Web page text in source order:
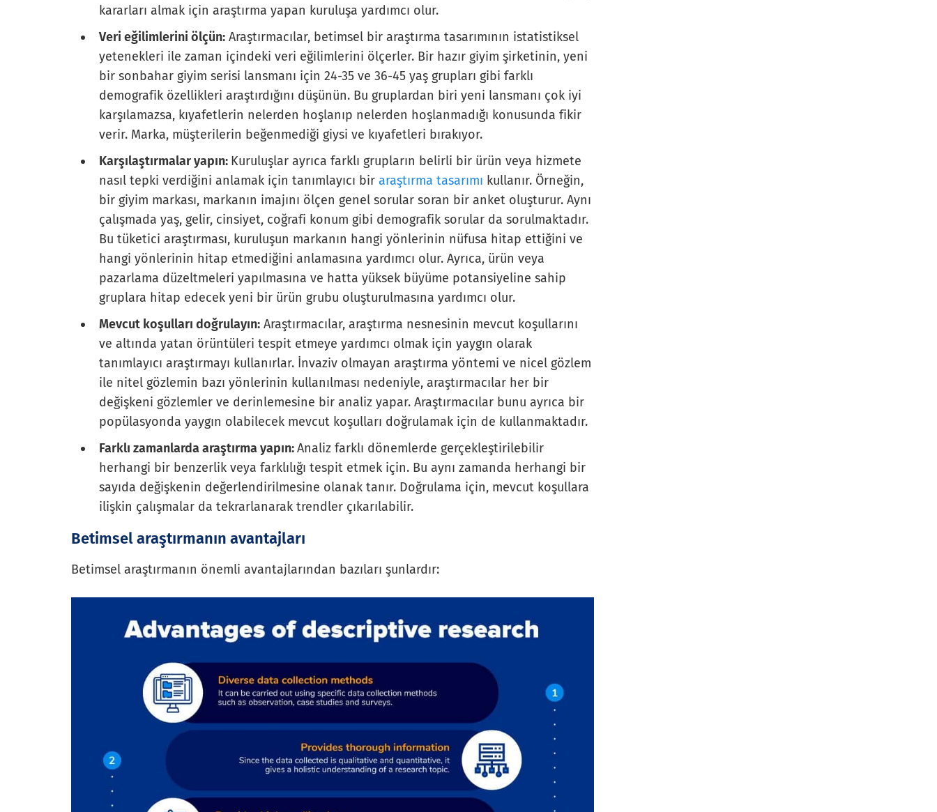
kararları almak için araştırma yapan kuruluşa yardımcı olur.
Veri eğilimlerini ölçün: Araştırmacılar, betimsel bir araştırma tasarımının istatistiksel
yetenekleri ile zaman içindeki veri eğilimlerini ölçerler. Bir hazır giyim şirketinin, yeni
bir sonbahar giyim serisi lansmanı için 24-35 ve 36-45 yaş grupları gibi farklı
demografik özellikleri araştırdığını düşünün. Bu gruplardan biri yeni lansmanı çok iyi
karşılamazsa, kıyafetlerin nelerden hoşlanıp nelerden hoşlanmadığı konusunda fikir
verir. Marka, müşterilerin beğenmediği giysi ve kıyafetleri bırakıyor.
Karşılaştırmalar yapın: Kuruluşlar ayrıca farklı grupların belirli bir ürün veya hizmete
nasıl tepki verdiğini anlamak için tanımlayıcı biraraştırma tasarımı kullanır. Örneğin,
bir giyim markası, markanın imajını ölçen genel sorular soran bir anket oluşturur. Aynı
çalışmada yaş, gelir, cinsiyet, coğrafi konum gibi demografik sorular da sorulmaktadır.
Bu tüketici araştırması, kuruluşun markanın hangi yönlerinin nüfusa hitap ettiğini ve
hangi yönlerinin hitap etmediğini anlamasına yardımcı olur. Ayrıca, ürün veya
pazarlama düzeltmeleri yapılmasına ve hatta yüksek büyüme potansiyeline sahip
gruplara hitap edecek yeni bir ürün grubu oluşturulmasına yardımcı olur.
Mevcut koşulları doğrulayın: Araştırmacılar, araştırma nesnesinin mevcut koşullarını
ve altında yatan örüntüleri tespit etmeye yardımcı olmak için yaygın olarak
tanımlayıcı araştırmayı kullanırlar. İnvaziv olmayan araştırma yöntemi ve nicel gözlem
ile nitel gözlemin bazı yönlerinin kullanılması nedeniyle, araştırmacılar her bir
değişkeni gözlemler ve derinlemesine bir analiz yapar. Araştırmacılar bunu ayrıca bir
popülasyonda yaygın olabilecek mevcut koşulları doğrulamak için de kullanmaktadır.
Farklı zamanlarda araştırma yapın:Analiz farklı dönemlerde gerçekleştirilebilir
herhangi bir benzerlik veya farklılığı tespit etmek için. Bu aynı zamanda herhangi bir
sayıda değişkenin değerlendirilmesine olanak tanır. Doğrulama için, mevcut koşullara
ilişkin çalışmalar da tekrarlanarak trendler çıkarılabilir.
Betimsel araştırmanın avantajları
Betimsel araştırmanın önemli avantajlarından bazıları şunlardır: